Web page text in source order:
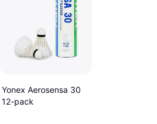
Yonex Aerosensa 30
12-pack